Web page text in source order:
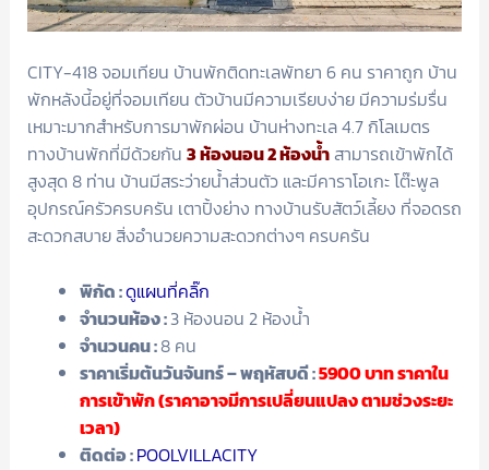
CITY-418 จอมเทียน บ้านพักติดทะเลพัทยา 6 คน ราคาถูก บ้าน
พักหลังนี้อยู่ที่จอมเทียน ตัวบ้านมีความเรียบง่าย มีความร่มรื่น
เหมาะมากสำหรับการมาพักผ่อน บ้านห่างทะเล 4.7 กิโลเมตร
ทางบ้านพักที่มีด้วยกัน 3 ห้องนอน 2 ห้องน้ำสามารถเข้าพักได้
สูงสุด 8 ท่าน บ้านมีสระว่ายน้ำส่วนตัว และมีคาราโอเกะ โต๊ะพูล
อุปกรณ์ครัวครบครัน เตาปิ้งย่าง ทางบ้านรับสัตว์เลี้ยง ที่จอดรถ
สะดวกสบาย สิ่งอำนวยความสะดวกต่างๆ ครบครัน
พิกัด :ดูแผนที่คลิ๊ก
จำนวนห้อง :3 ห้องนอน 2 ห้องน้ำ
จำนวนคน :8 คน
ราคาเริ่มต้นวันจันทร์ – พฤหัสบดี :5900บาท ราคาใน
การเข้าพัก (ราคาอาจมีการเปลี่ยนแปลง ตามช่วงระยะ
เวลา)
ติดต่อ :POOLVILLACITY